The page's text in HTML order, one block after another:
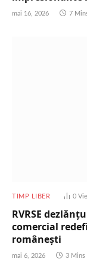
mai 16, 2026 7
TIMP LIBER 0
RVRSE
comercial
românești
mai 6, 2026 3 Mins